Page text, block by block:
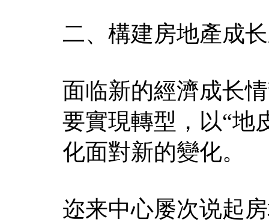
二、構建房地產成
面临新的經濟成长
要實現轉型，以“地
化面對新的變化。
迩来中心屡次说起